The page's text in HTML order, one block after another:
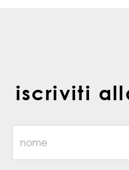
iscriviti